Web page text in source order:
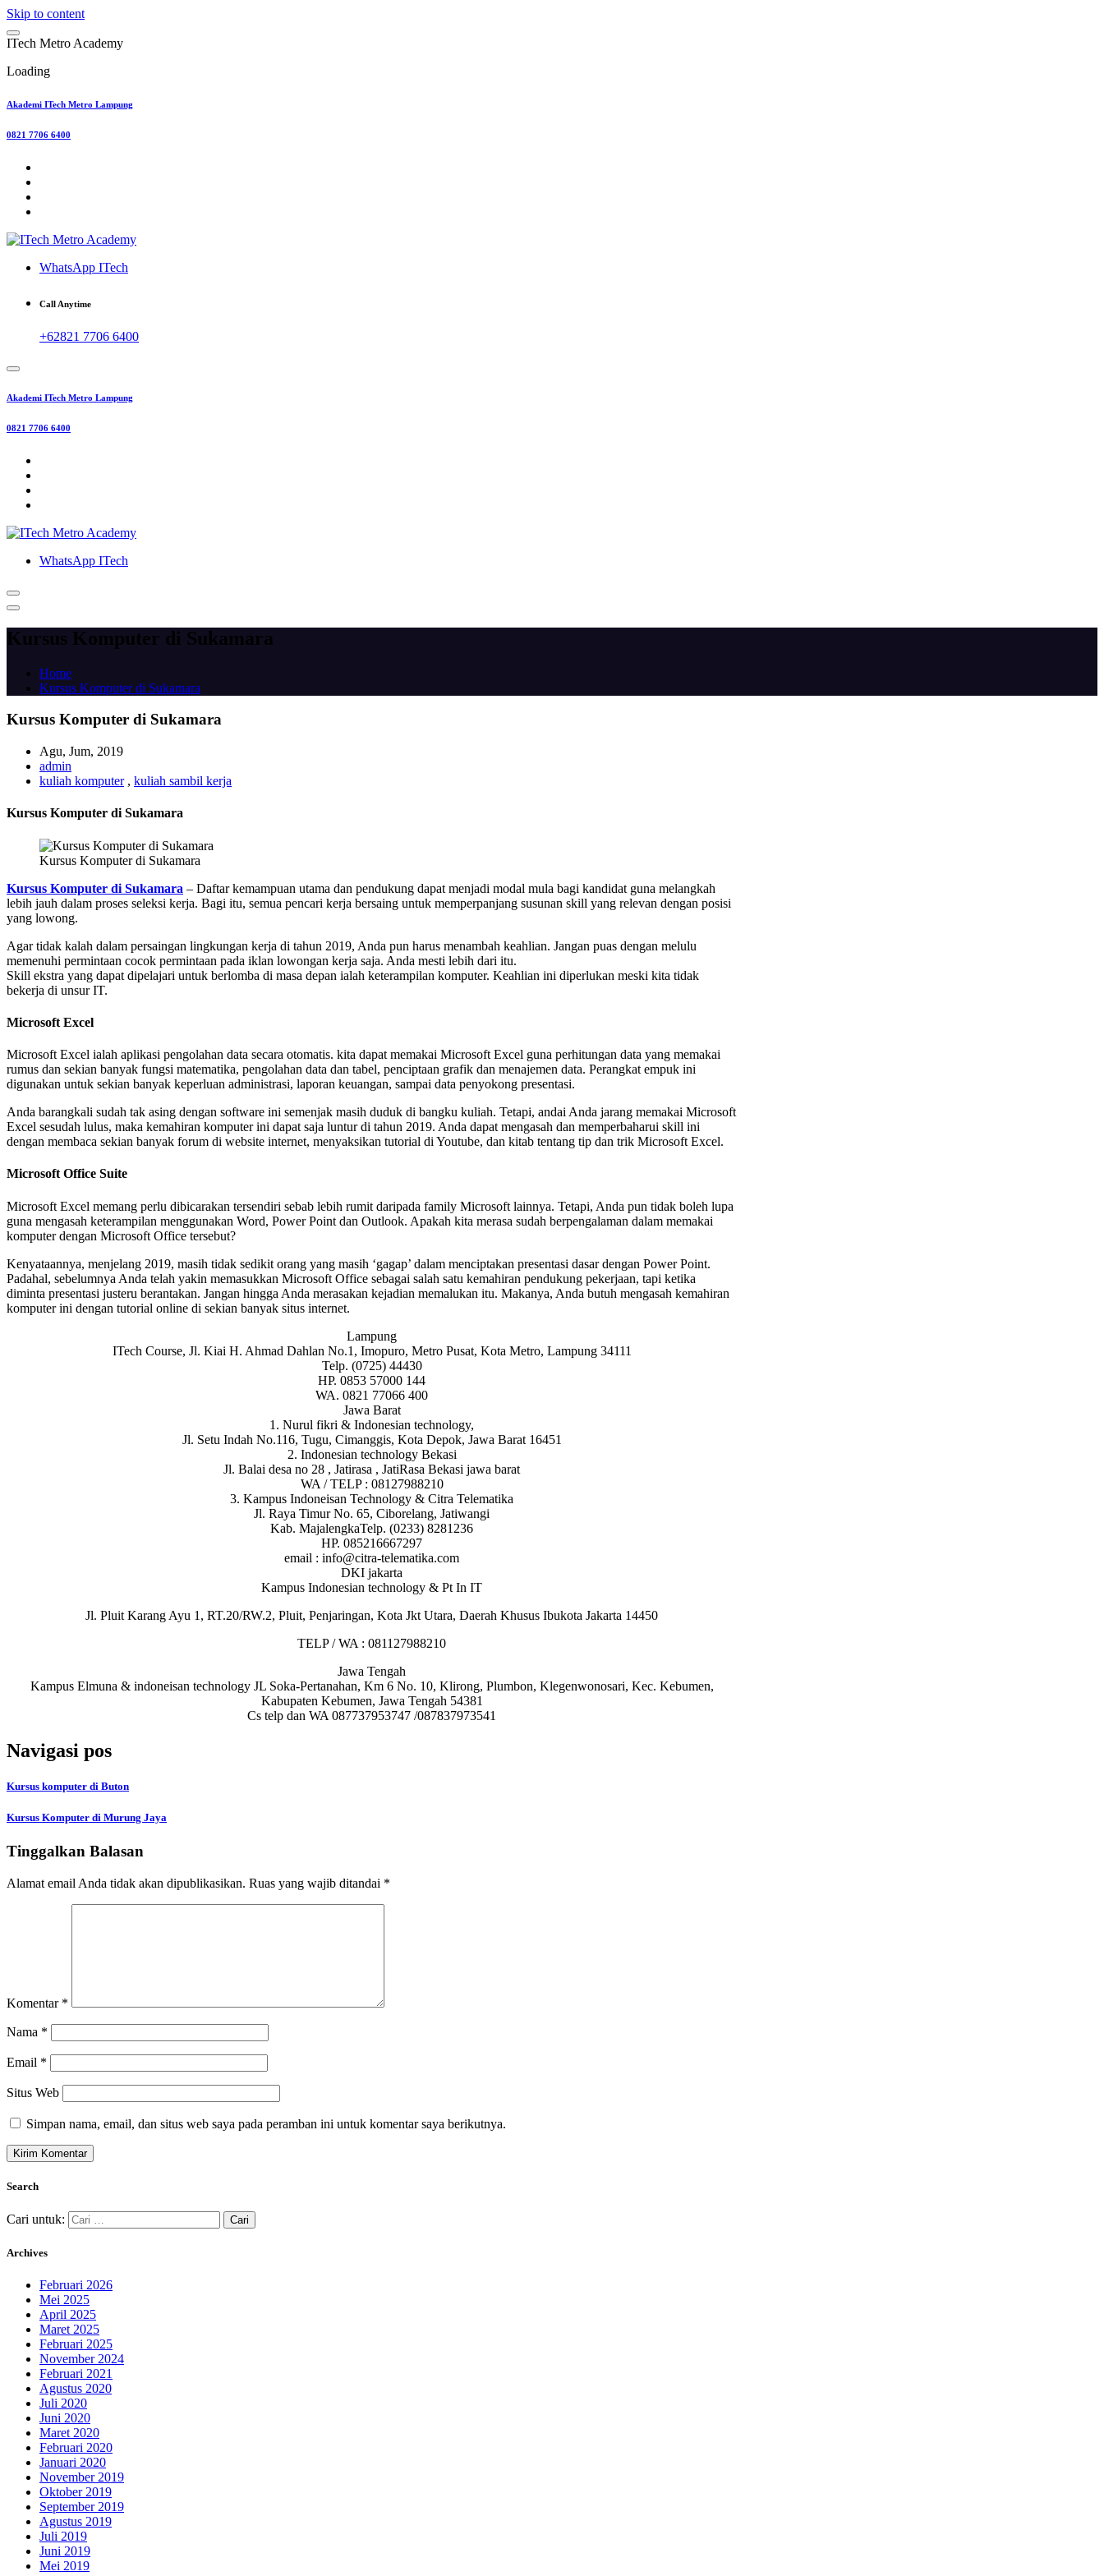
Skip to content
ITech Metro Academy
Loading
Akademi ITech Metro Lampung
0821 7706 6400
WhatsApp ITech
Call Anytime
+62821 7706 6400
Akademi ITech Metro Lampung
0821 7706 6400
WhatsApp ITech
Kursus Komputer di Sukamara
Home
Kursus Komputer di Sukamara
Kursus Komputer di Sukamara
Agu, Jum, 2019
admin
kuliah komputer, kuliah sambil kerja
Kursus Komputer di Sukamara
Kursus Komputer di Sukamara
Kursus Komputer di Sukamara – Daftar kemampuan utama dan pendukung dapat menjadi modal mula bagi kandidat guna melangkah
lebih jauh dalam proses seleksi kerja. Bagi itu, semua pencari kerja bersaing untuk memperpanjang susunan skill yang relevan dengan posisi
yang lowong.
Agar tidak kalah dalam persaingan lingkungan kerja di tahun 2019, Anda pun harus menambah keahlian. Jangan puas dengan melulu
memenuhi permintaan cocok permintaan pada iklan lowongan kerja saja. Anda mesti lebih dari itu.
Skill ekstra yang dapat dipelajari untuk berlomba di masa depan ialah keterampilan komputer. Keahlian ini diperlukan meski kita tidak
bekerja di unsur IT.
Microsoft Excel
Microsoft Excel ialah aplikasi pengolahan data secara otomatis. kita dapat memakai Microsoft Excel guna perhitungan data yang memakai
rumus dan sekian banyak fungsi matematika, pengolahan data dan tabel, penciptaan grafik dan menajemen data. Perangkat empuk ini
digunakan untuk sekian banyak keperluan administrasi, laporan keuangan, sampai data penyokong presentasi.
Anda barangkali sudah tak asing dengan software ini semenjak masih duduk di bangku kuliah. Tetapi, andai Anda jarang memakai Microsoft
Excel sesudah lulus, maka kemahiran komputer ini dapat saja luntur di tahun 2019. Anda dapat mengasah dan memperbaharui skill ini
dengan membaca sekian banyak forum di website internet, menyaksikan tutorial di Youtube, dan kitab tentang tip dan trik Microsoft Excel.
Microsoft Office Suite
Microsoft Excel memang perlu dibicarakan tersendiri sebab lebih rumit daripada family Microsoft lainnya. Tetapi, Anda pun tidak boleh lupa
guna mengasah keterampilan menggunakan Word, Power Point dan Outlook. Apakah kita merasa sudah berpengalaman dalam memakai
komputer dengan Microsoft Office tersebut?
Kenyataannya, menjelang 2019, masih tidak sedikit orang yang masih ‘gagap’ dalam menciptakan presentasi dasar dengan Power Point.
Padahal, sebelumnya Anda telah yakin memasukkan Microsoft Office sebagai salah satu kemahiran pendukung pekerjaan, tapi ketika
diminta presentasi justeru berantakan. Jangan hingga Anda merasakan kejadian memalukan itu. Makanya, Anda butuh mengasah kemahiran
komputer ini dengan tutorial online di sekian banyak situs internet.
Lampung
ITech Course, Jl. Kiai H. Ahmad Dahlan No.1, Imopuro, Metro Pusat, Kota Metro, Lampung 34111
Telp. (0725) 44430
HP. 0853 57000 144
WA. 0821 77066 400
Jawa Barat
1. Nurul fikri & Indonesian technology,
Jl. Setu Indah No.116, Tugu, Cimanggis, Kota Depok, Jawa Barat 16451
2. Indonesian technology Bekasi
Jl. Balai desa no 28 , Jatirasa , JatiRasa Bekasi jawa barat
WA / TELP : 08127988210
3. Kampus Indoneisan Technology & Citra Telematika
Jl. Raya Timur No. 65, Ciborelang, Jatiwangi
Kab. MajalengkaTelp. (0233) 8281236
HP. 085216667297
email : info@citra-telematika.com
DKI jakarta
Kampus Indonesian technology & Pt In IT
Jl. Pluit Karang Ayu 1, RT.20/RW.2, Pluit, Penjaringan, Kota Jkt Utara, Daerah Khusus Ibukota Jakarta 14450
TELP / WA : 081127988210
Jawa Tengah
Kampus Elmuna & indoneisan technology JL Soka-Pertanahan, Km 6 No. 10, Klirong, Plumbon, Klegenwonosari, Kec. Kebumen,
Kabupaten Kebumen, Jawa Tengah 54381
Cs telp dan WA 087737953747 /087837973541
Navigasi pos
Kursus komputer di Buton
Kursus Komputer di Murung Jaya
Tinggalkan Balasan
Alamat email Anda tidak akan dipublikasikan. Ruas yang wajib ditandai *
Komentar *
Nama *
Email *
Situs Web
Simpan nama, email, dan situs web saya pada peramban ini untuk komentar saya berikutnya.
Search
Cari untuk:
Archives
Februari 2026
Mei 2025
April 2025
Maret 2025
Februari 2025
November 2024
Februari 2021
Agustus 2020
Juli 2020
Juni 2020
Maret 2020
Februari 2020
Januari 2020
November 2019
Oktober 2019
September 2019
Agustus 2019
Juli 2019
Juni 2019
Mei 2019